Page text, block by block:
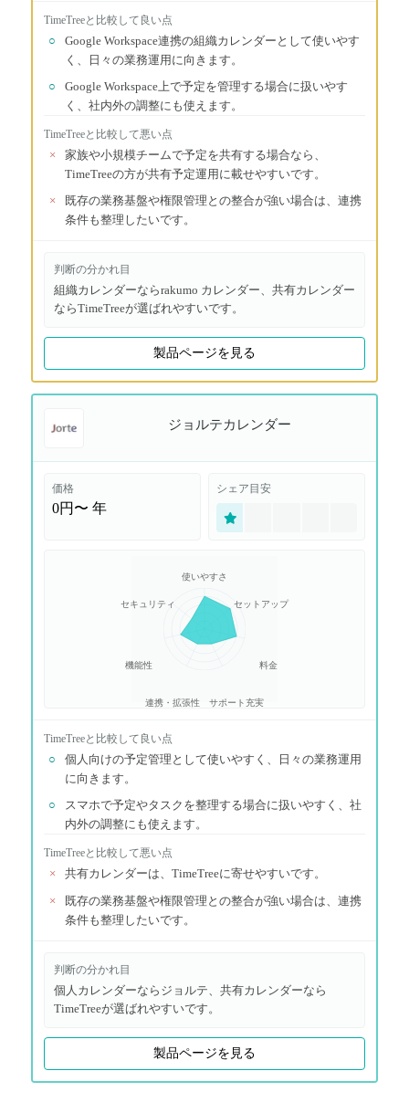
TimeTreeと比較して良い点
○
Google Workspace連携の組織カレンダーとして使いやす
く、日々の業務運用に向きます。
○
Google Workspace上で予定を管理する場合に扱いやす
く、社内外の調整にも使えます。
TimeTreeと比較して悪い点
×
家族や小規模チームで予定を共有する場合なら、
TimeTreeの方が共有予定運用に載せやすいです。
×
既存の業務基盤や権限管理との整合が強い場合は、連携
条件も整理したいです。
判断の分かれ目
組織カレンダーならrakumo カレンダー、共有カレンダー
ならTimeTreeが選ばれやすいです。
製品ページを見る
ジョルテカレンダー
価格
0円〜 年
シェア目安
使いやすさ
セットアップ
料金
サポート充実
連携・拡張性
機能性
セキュリティ
TimeTreeと比較して良い点
○
個人向けの予定管理として使いやすく、日々の業務運用
に向きます。
○
スマホで予定やタスクを整理する場合に扱いやすく、社
内外の調整にも使えます。
TimeTreeと比較して悪い点
×
共有カレンダーは、TimeTreeに寄せやすいです。
×
既存の業務基盤や権限管理との整合が強い場合は、連携
条件も整理したいです。
判断の分かれ目
個人カレンダーならジョルテ、共有カレンダーなら
TimeTreeが選ばれやすいです。
製品ページを見る